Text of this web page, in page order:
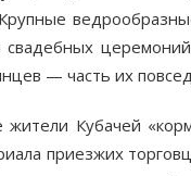
свадебных
— часть их
жители Кубачей
приезжих